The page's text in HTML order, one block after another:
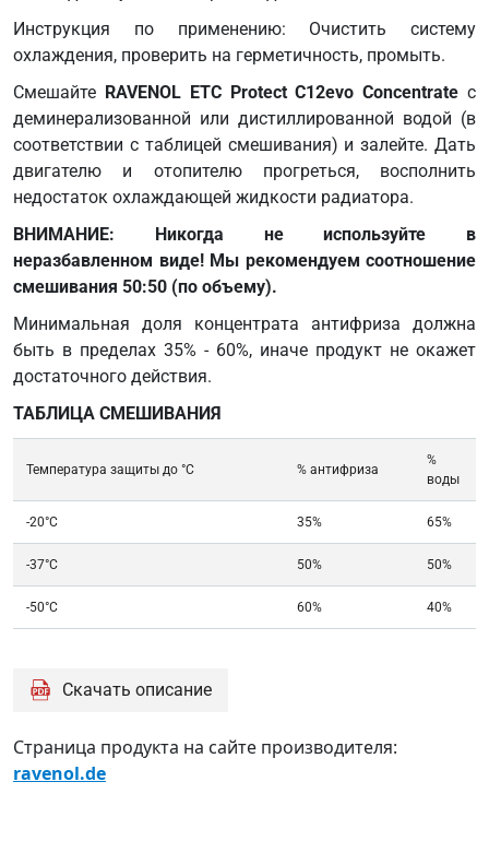
MTL
5048
O
Norm
V
5123
SAE
J
1034
Scania
1451
VOLVO
TR-
31854114-
002
VOLVO
1286083
VOLVO
VCS-2
VW L 774-
Инструкция по применению: Очистить систему
охлаждения, проверить на герметичность, промыть.
Смешайте RAVENOL ETC Protect C12evo Concentrate с
деминерализованной или дистиллированной водой (в
соответствии с таблицей смешивания) и залейте. Дать
двигателю и отопителю прогреться, восполнить
недостаток охлаждающей жидкости радиатора.
ВНИМАНИЕ: Никогда не используйте в
неразбавленном виде! Мы рекомендуем соотношение
смешивания 50:50 (по объему).
Минимальная доля концентрата антифриза должна
быть в пределах 35% - 60%, иначе продукт не окажет
достаточного действия.
ТАБЛИЦА СМЕШИВАНИЯ
Температура защиты до °C % антифриза
%
воды
-20°C 35% 65%
-37°C 50% 50%
-50°C 60% 40%
Скачать описание
Страница продукта на сайте производителя:
ravenol.de